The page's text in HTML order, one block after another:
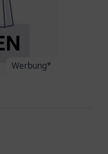
Werbung*